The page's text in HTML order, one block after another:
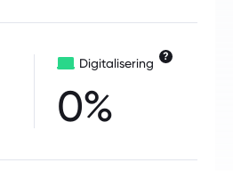
Digitalisering ?
0%